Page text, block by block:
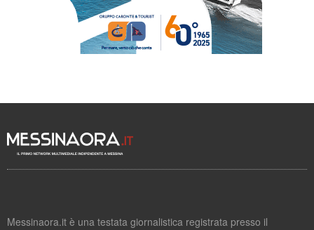
Messinaora.it è una testata giornalistica registrata presso il